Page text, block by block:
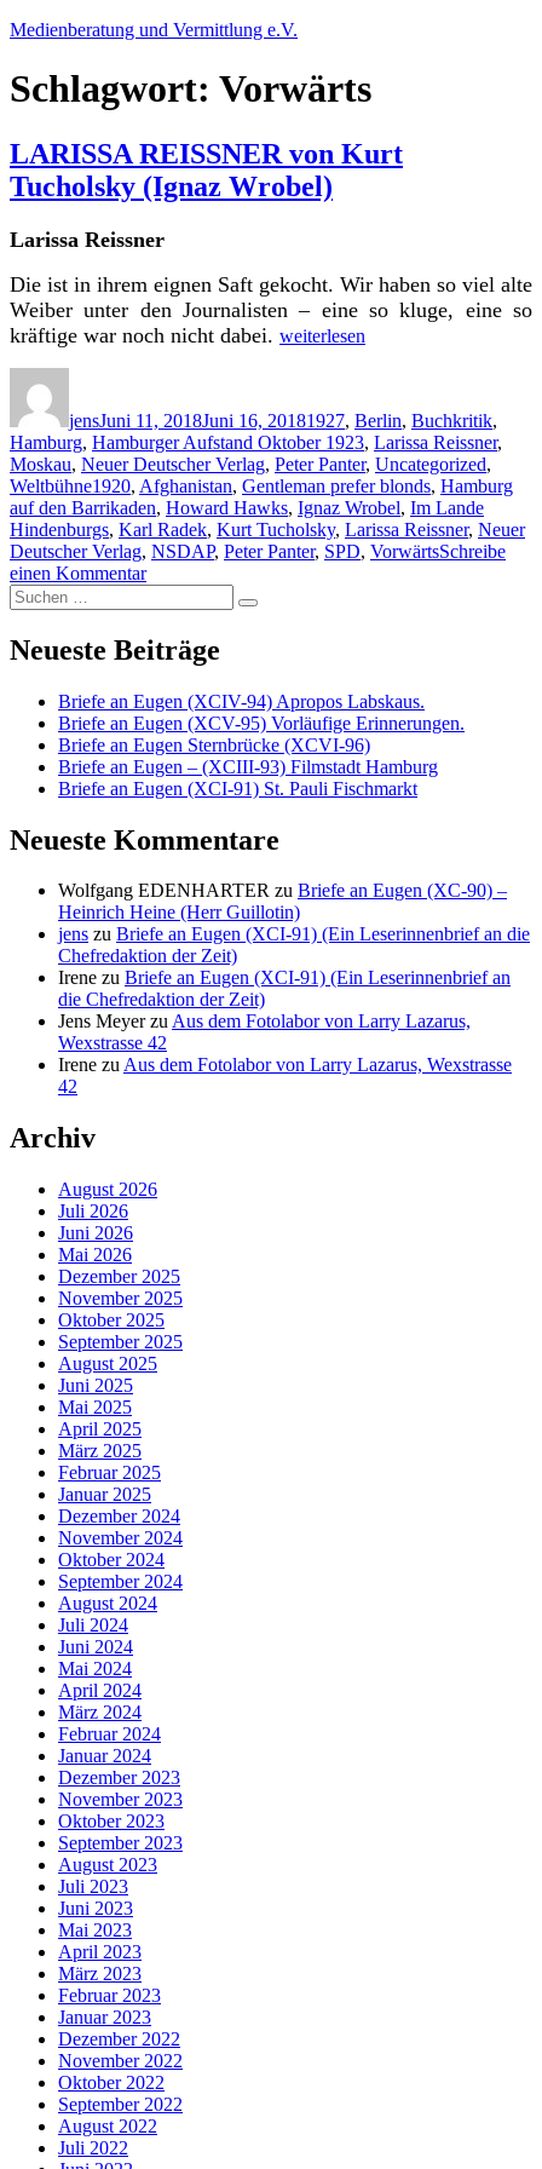
Zum
springen
Medienberatung und Vermittlung e.V.
Schlagwort: Vorwärts
LARISSA REISSNER von Kurt
Tucholsky (Ignaz Wrobel)
Larissa Reissner
Die ist in ihrem eignen Saft gekocht. Wir haben so viel alte
Weiber unter den Journalisten – eine so kluge, eine so
kräftige war noch nicht dabei. „LARISSA
Tucholsky
(Ignaz
Wrobel)“
weiterlesen
jensJuni 11, 2018Juni 16, 20181927, Berlin, Buchkritik,
Hamburg, Hamburger Aufstand Oktober 1923, Larissa Reissner,
Moskau, Neuer Deutscher Verlag, Peter Panter, Uncategorized,
WeltbühneSchlagwörter
1920, Afghanistan, Gentleman prefer blonds, Hamburg
auf den Barrikaden, Howard Hawks, Ignaz Wrobel, Im Lande
Hindenburgs, Karl Radek, Kurt Tucholsky, Larissa Reissner, Neuer
Deutscher Verlag, NSDAP, Peter Panter, SPD, VorwärtsSchreibe
einen Kommentarzu
REISSNER
von
Kurt
(Ignaz
Wrobel)
Suche
nach:
Suchen
Neueste Beiträge
Briefe an Eugen (XCIV-94) Apropos Labskaus.
Briefe an Eugen (XCV-95) Vorläufige Erinnerungen.
Briefe an Eugen Sternbrücke (XCVI-96)
Briefe an Eugen – (XCIII-93) Filmstadt Hamburg
Briefe an Eugen (XCI-91) St. Pauli Fischmarkt
Neueste Kommentare
Wolfgang EDENHARTER zu Briefe an Eugen (XC-90) –
Heinrich Heine (Herr Guillotin)
jens zu Briefe an Eugen (XCI-91) (Ein Leserinnenbrief an die
Chefredaktion der Zeit)
Irene zu Briefe an Eugen (XCI-91) (Ein Leserinnenbrief an
die Chefredaktion der Zeit)
Jens MeyerzuAus dem Fotolabor von Larry Lazarus,
Wexstrasse 42
Irene zuAus dem Fotolabor von Larry Lazarus, Wexstrasse
42
Archiv
August 2026
Juli 2026
Juni 2026
Mai 2026
Dezember 2025
November 2025
Oktober 2025
September 2025
August 2025
Juni 2025
Mai 2025
April 2025
März 2025
Februar 2025
Januar 2025
Dezember 2024
November 2024
Oktober 2024
September 2024
August 2024
Juli 2024
Juni 2024
Mai 2024
April 2024
März 2024
Februar 2024
Januar 2024
Dezember 2023
November 2023
Oktober 2023
September 2023
August 2023
Juli 2023
Juni 2023
Mai 2023
April 2023
März 2023
Februar 2023
Januar 2023
Dezember 2022
November 2022
Oktober 2022
September 2022
August 2022
Juli 2022